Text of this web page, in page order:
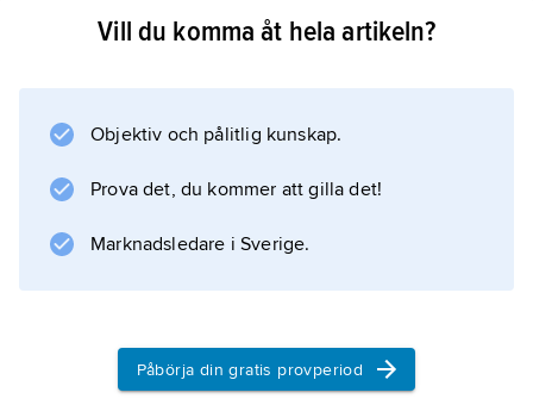
Bomformen är axiellt avrundad för att viss
Vill du komma åt hela artikeln?
Objektiv och pålitlig kunskap.
Prova det, du kommer att gilla det!
Marknadsledare i Sverige.
Påbörja din gratis provperiod